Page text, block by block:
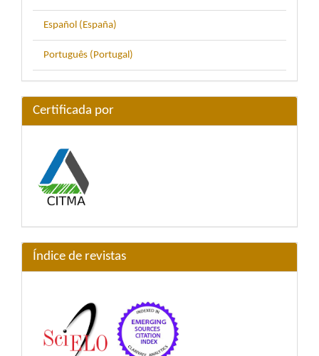
Español (España)
Português (Portugal)
Certificada por
Índice de revistas